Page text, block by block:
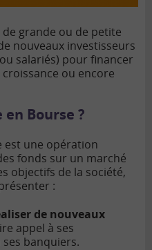
grande ou de petite
nouveaux investisseurs
salariés) pour financer
ou encore
Bourse ?
est une opération
fonds sur un marché
objectifs de la société,
:
de nouveaux
appel à ses
banquiers.